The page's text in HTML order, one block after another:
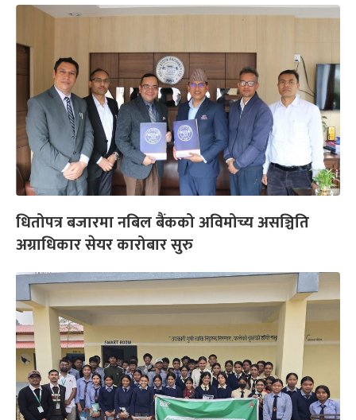
धितोपत्र बजारमा नबिल बैंकको अविमोच्य असञ्चिति
अग्राधिकार सेयर कारोबार सुरु